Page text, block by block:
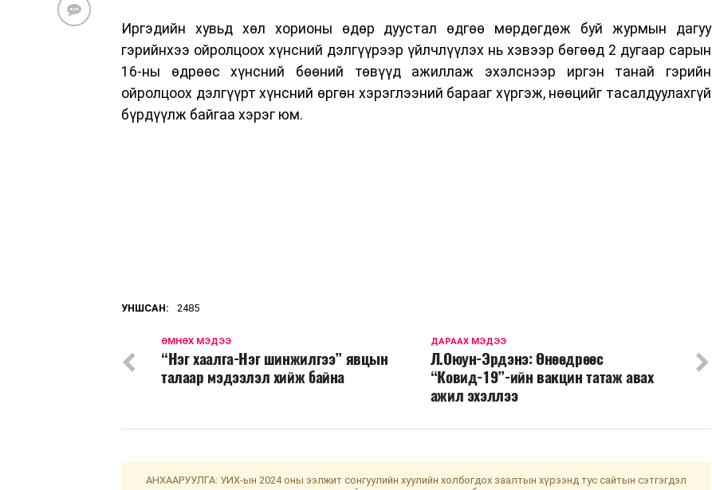
Иргэдийн хувьд хөл хорионы өдөр дуустал өдгөө мөрдөгдөж буй журмын дагуу
гэрийнхээ ойролцоох хүнсний дэлгүүрээр үйлчлүүлэх нь хэвээр бөгөөд 2 дугаар сарын
16-ны өдрөөс хүнсний бөөний төвүүд ажиллаж эхэлснээр иргэн танай гэрийн
ойролцоох дэлгүүрт хүнсний өргөн хэрэглээний барааг хүргэж, нөөцийг тасалдуулахгүй
бүрдүүлж байгаа хэрэг юм.
УНШСАН: 2485
ДАРААХ МЭДЭЭ
Л.Оюун-Эрдэнэ: Өнөөдрөөс
“Ковид-19”-ийн вакцин татаж авах
ажил эхэллээ
ӨМНӨХ МЭДЭЭ
“Нэг хаалга-Нэг шинжилгээ” явцын
талаар мэдээлэл хийж байна
АНХААРУУЛГА: УИХ-ын 2024 оны ээлжит сонгуулийн хуулийн холбогдох заалтын хүрээнд тус сайтын сэтгэгдэл